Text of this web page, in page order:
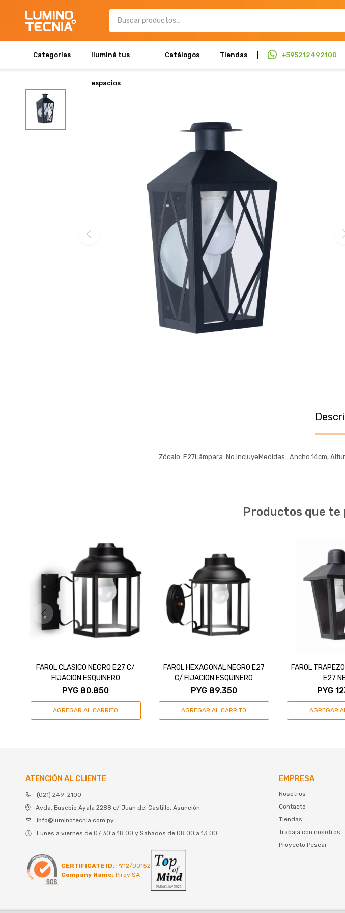
Categorías Iluminá tus
espacios
Catálogos Tiendas +595212492100
Zócalo: E27Lámpara: No incluyeMedidas: Ancho 14cm,
Productos que
FAROL CLASICO NEGRO E27 C/
FIJACION ESQUINERO
PYG 80.850
FAROL HEXAGONAL NEGRO E27
C/ FIJACION ESQUINERO
PYG 89.350
FAROL
E27
PYG
ATENCIÓN AL CLIENTE
(021) 249-2100
Avda. Eusebio Ayala 2288 c/ Juan del Castillo, Asunción
info@luminotecnia.com.py
Lunes a viernes de 07:30 a 18:00 y Sábados de 08:00 a 13:00
CERTIFICATE ID: PY12/00152
Company Name: Piroy SA
EMPRESA
Nosotros
Contacto
Tiendas
Trabaja con nosotros
Proyecto Pescar